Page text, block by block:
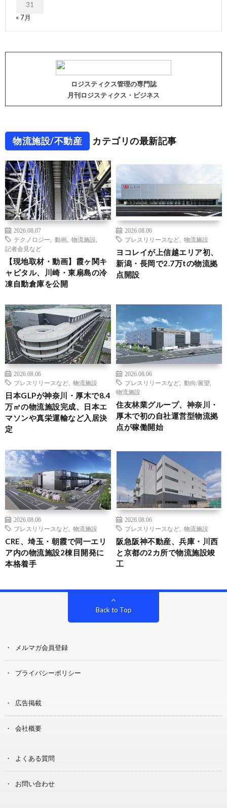
31
« 7月
ロジスティクス管理の専門誌
月刊ロジスティクス・ビジネス
物流施設/不動産 カテゴリの最新記事
2026.08.07
テクノロジー
動画 物流施設
記者会見など
【現地取材・動画】霞ヶ関キ
ャピタル、川崎・東扇島の冷
凍自動倉庫を公開
2026.08.06
プレスリリースなど
物流施設
ヨコレイが上信越エリア初、
新潟・長岡で2.7万tの物流拠
点開設
2026.08.06
プレスリリースなど
物流施設
日本GLPが神奈川・厚木で8.4
万㎡の物流施設完成、日本エ
マソンや真栄運輸など入居決
定
2026.08.06
プレスリリースなど
動向/展望
物流施設
住友林業グループ、神奈川・
厚木で初の自社運営型物流拠
点が稼働開始
2026.08.06
プレスリリースなど
物流施設
CRE、埼玉・朝霞で同一エリ
ア内の物流施設2棟目開発に
本格着手
2026.08.06
プレスリリースなど
物流施設
阪急阪神不動産、兵庫・川西
と京都の2カ所で物流施設竣
工
Back to Top
メルマガ会員登録
プライバシーポリシー
広告掲載
会社概要
よくある質問
お問い合わせ